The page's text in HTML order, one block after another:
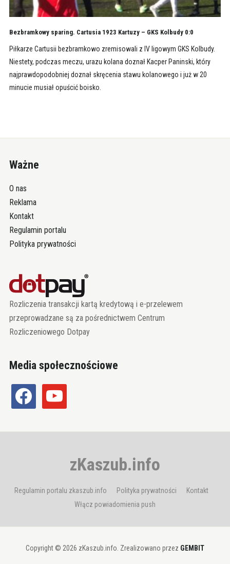
Bezbramkowy sparing. Cartusia 1923 Kartuzy – GKS Kolbudy 0:0
Piłkarze Cartusii bezbramkowo zremisowali z IV ligowym GKS Kolbudy.
Niestety, podczas meczu, urazu kolana doznał Kacper Paninski, który
najprawdopodobniej doznał skręcenia stawu kolanowego i już w 20
minucie musiał opuścić boisko.
Ważne
O nas
Reklama
Kontakt
Regulamin portalu
Polityka prywatności
Rozliczenia transakcji kartą kredytową i e-przelewem
przeprowadzane są za pośrednictwem Centrum
Rozliczeniowego Dotpay
Media społecznościowe
facebook youtube
zKaszub.info
Regulamin portalu zkaszub.info Polityka prywatności
Kontakt
Włącz powiadomienia push
Copyright © 2026 zKaszub.info. Zrealizowano przez GEMBIT